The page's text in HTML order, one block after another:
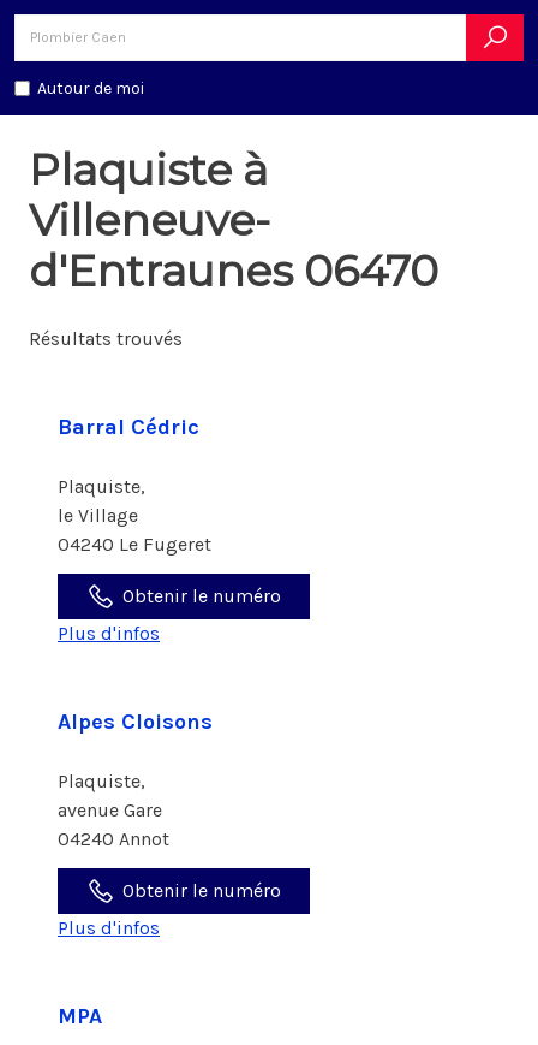
Autour de moi
Plaquiste à
Villeneuve-
d'Entraunes 06470
Résultats trouvés
Barral Cédric
Plaquiste,
le Village
04240 Le Fugeret
Obtenir le numéro
Plus d'infos
Alpes Cloisons
Plaquiste,
avenue Gare
04240 Annot
Obtenir le numéro
Plus d'infos
MPA